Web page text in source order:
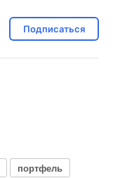
Подписаться
портфель